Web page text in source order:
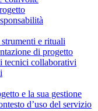
e rituali
di progetto
tecnici collaborativi
e la sua gestione
d’uso del servizio